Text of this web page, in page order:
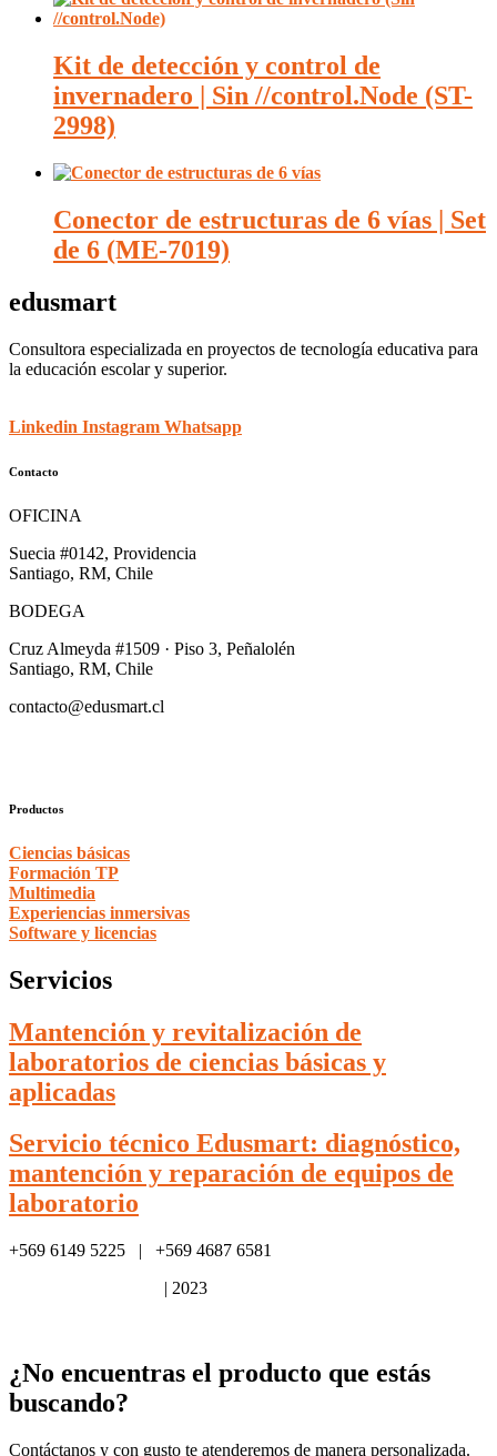
Kit de detección y control de
invernadero | Sin //control.Node (ST-
2998)
Conector de estructuras de 6 vías | Set
de 6 (ME-7019)
edusmart
Consultora especializada en proyectos de tecnología educativa para
la educación escolar y superior.
Linkedin Instagram Whatsapp
Contacto
OFICINA
Suecia #0142, Providencia
Santiago, RM, Chile
BODEGA
Cruz Almeyda #1509 · Piso 3, Peñalolén
Santiago, RM, Chile
contacto@edusmart.cl
Productos
Ciencias básicas
Formación TP
Multimedia
Experiencias inmersivas
Software y licencias
Servicios
Mantención y revitalización de
laboratorios de ciencias básicas y
aplicadas
Servicio técnico Edusmart: diagnóstico,
mantención y reparación de equipos de
laboratorio
+569 6149 5225 | +569 4687 6581
| 2023
¿No encuentras el producto que estás
buscando?
Contáctanos y con gusto te atenderemos de manera personalizada.